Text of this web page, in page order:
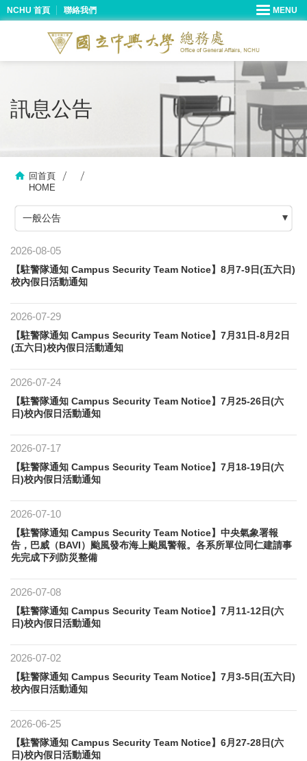
NCHU 首頁 聯絡我們
訊息公告
回首頁
HOME
一般公告
2026-08-05
【駐警隊通知 Campus Security Team Notice】8月7-9日(五六日)
校內假日活動通知
2026-07-29
【駐警隊通知 Campus Security Team Notice】7月31日-8月2日
(五六日)校內假日活動通知
2026-07-24
【駐警隊通知 Campus Security Team Notice】7月25-26日(六
日)校內假日活動通知
2026-07-17
【駐警隊通知 Campus Security Team Notice】7月18-19日(六
日)校內假日活動通知
2026-07-10
【駐警隊通知 Campus Security Team Notice】中央氣象署報
告，巴威（BAVI）颱風發布海上颱風警報。各系所單位同仁建請事
先完成下列防災整備
2026-07-08
【駐警隊通知 Campus Security Team Notice】7月11-12日(六
日)校內假日活動通知
2026-07-02
【駐警隊通知 Campus Security Team Notice】7月3-5日(五六日)
校內假日活動通知
2026-06-25
【駐警隊通知 Campus Security Team Notice】6月27-28日(六
日)校內假日活動通知